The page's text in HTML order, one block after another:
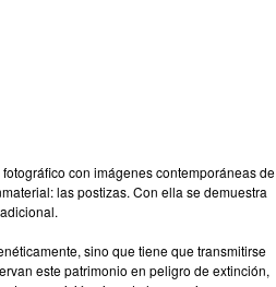
con imágenes contemporáneas de
las postizas. Con ella se demuestra
sino que tiene que transmitirse
este patrimonio en peligro de extinción,